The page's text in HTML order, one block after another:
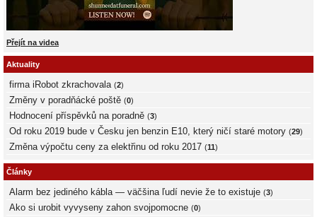
Přejít na videa
Aktuality
firma iRobot zkrachovala (2)
Změny v poradňácké poště (0)
Hodnocení příspěvků na poradně (3)
Od roku 2019 bude v Česku jen benzin E10, který ničí staré motory (29)
Změna výpočtu ceny za elektřinu od roku 2017 (11)
Články
Alarm bez jediného kábla — väčšina ľudí nevie že to existuje (3)
Ako si urobit vyvyseny zahon svojpomocne (0)